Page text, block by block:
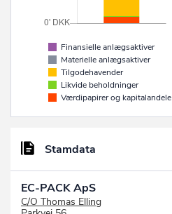
Finansielle anlægsaktiver
Materielle anlægsaktiver
Tilgodehavender
Likvide beholdninger
Værdipapirer og kapitalandele
Stamdata
EC-PACK ApS
C/O Thomas Elling